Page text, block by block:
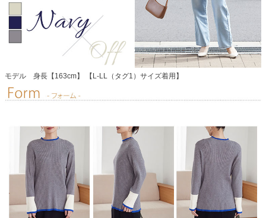
モデル 身長【163cm】 【L-LL（タグ1）サイズ着用】